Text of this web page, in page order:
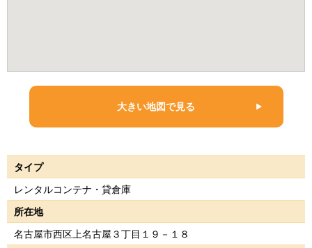
大きい地図で見る
タイプ
レンタルコンテナ・貸倉庫
所在地
名古屋市西区上名古屋３丁目１９－１８